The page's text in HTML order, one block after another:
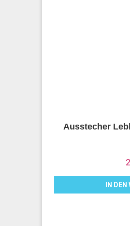
Ausstecher
IN